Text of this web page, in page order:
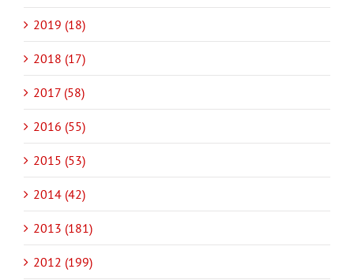
2019 (18)
2018 (17)
2017 (58)
2016 (55)
2015 (53)
2014 (42)
2013 (181)
2012 (199)